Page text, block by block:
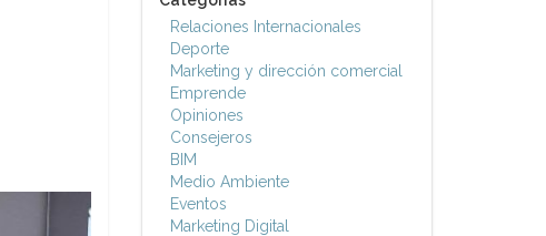
Relaciones Internacionales
Deporte
Marketing y dirección comercial
Emprende
Opiniones
Consejeros
BIM
Medio Ambiente
Eventos
Marketing Digital